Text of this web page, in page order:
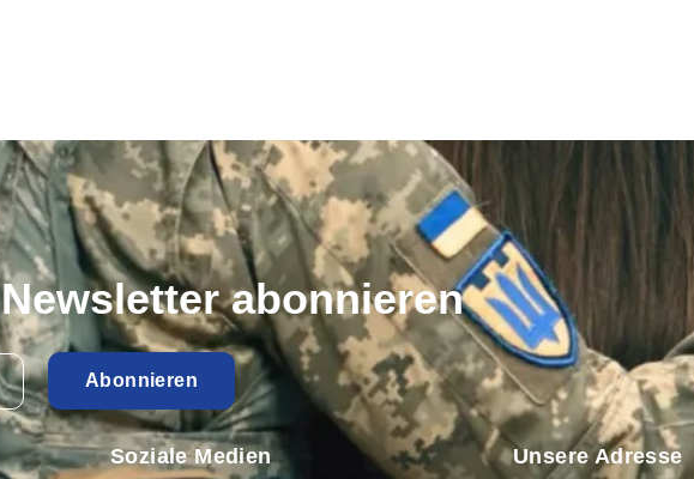
Newsletter abonnieren
Abonnieren
Soziale Medien Unsere Adresse